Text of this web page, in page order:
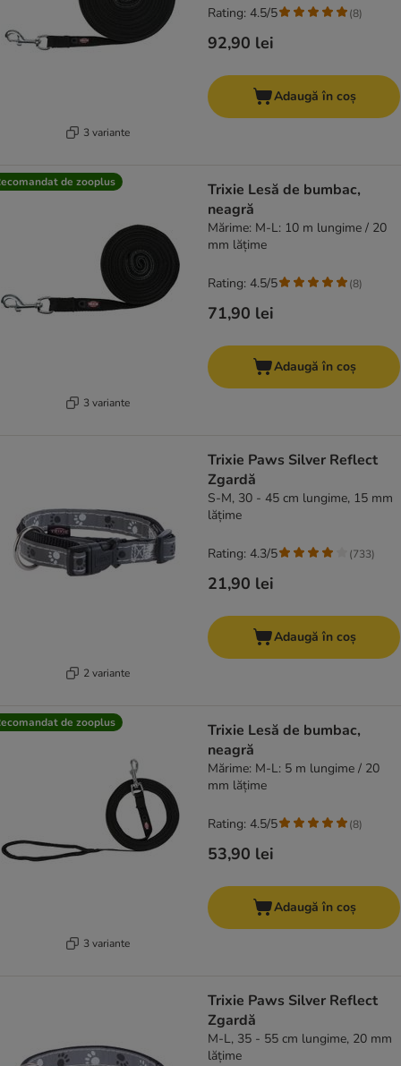
3 variante
92,90 lei
Rating: 4.5/5 (8)
Adaugă în coș
de zooplus
3 variante
Trixie Lesă de bumbac,
neagră
Mărime: M-L: 10 m lungime / 20
mm lățime
71,90 lei
Rating: 4.5/5 (8)
Adaugă în coș
2 variante
Trixie Paws Silver Reflect
Zgardă
S-M, 30 - 45 cm lungime, 15 mm
lățime
21,90 lei
Rating: 4.3/5 (733)
Adaugă în coș
de zooplus
3 variante
Trixie Lesă de bumbac,
neagră
Mărime: M-L: 5 m lungime / 20
mm lățime
53,90 lei
Rating: 4.5/5 (8)
Adaugă în coș
Trixie Paws Silver Reflect
Zgardă
M-L, 35 - 55 cm lungime, 20 mm
lățime